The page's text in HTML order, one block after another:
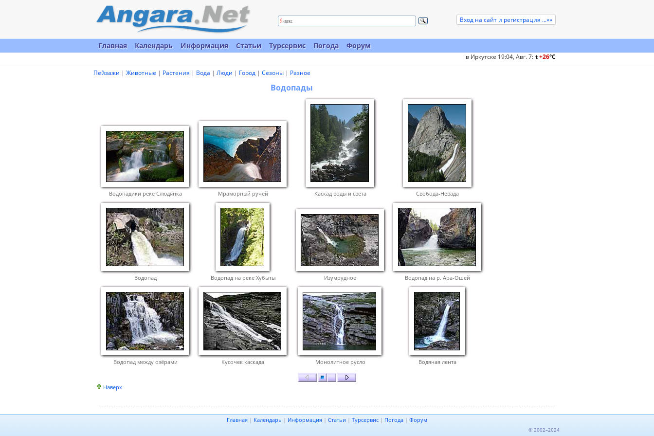
Вход на сайт и регистрация ...»»
Главная Календарь Информация Статьи Турсервис Погода Форум
в Иркутске 19:04, Авг. 7: t+26°C
Пейзажи | Животные | Растения | Вода | Люди | Город | Сезоны | Разное
Водопады
Водопадики реке Слюдянка Мраморный ручей Каскад воды и света Свобода-Невада
Водопад Водопад на реке Хубыты Изумрудное Водопад на р. Ара-Ошей
Водопад между озёрами Кусочек каскада Монолитное русло Водяная лента
Наверх
Главная | Календарь | Информация | Статьи | Турсервис | Погода | Форум
© 2002–2024